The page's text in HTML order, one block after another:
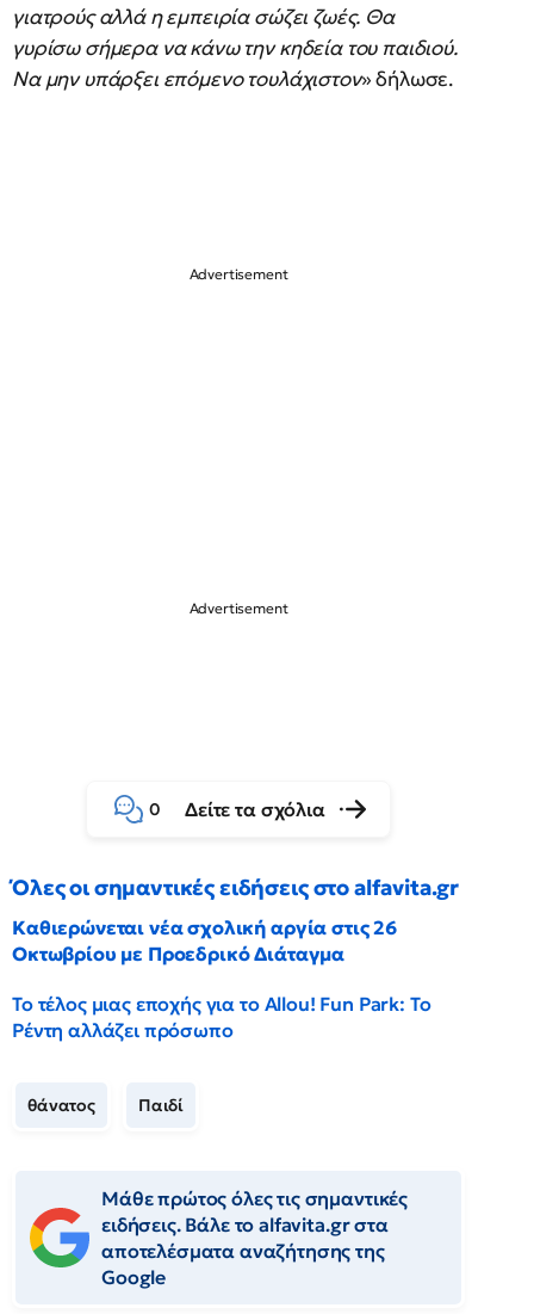
γιατρούς αλλά η εμπειρία σώζει ζωές. Θα
γυρίσω σήμερα να κάνω την κηδεία του παιδιού.
Να μην υπάρξει επόμενο τουλάχιστον» δήλωσε.
0 Δείτε τα σχόλια
Όλες οι σημαντικές ειδήσεις στο alfavita.gr
Καθιερώνεται νέα σχολική αργία στις 26
Οκτωβρίου με Προεδρικό Διάταγμα
Το τέλος μιας εποχής για το Allou! Fun Park: Το
Ρέντη αλλάζει πρόσωπο
θάνατος Παιδί
Μάθε πρώτος όλες τις σημαντικές
ειδήσεις. Βάλε το alfavita.gr στα
αποτελέσματα αναζήτησης της
Google